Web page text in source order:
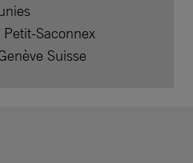
Saconnex
Suisse